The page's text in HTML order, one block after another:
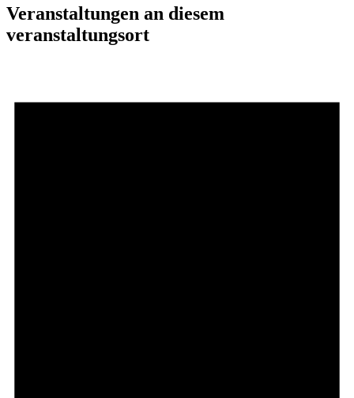
Veranstaltungen an diesem
veranstaltungsort